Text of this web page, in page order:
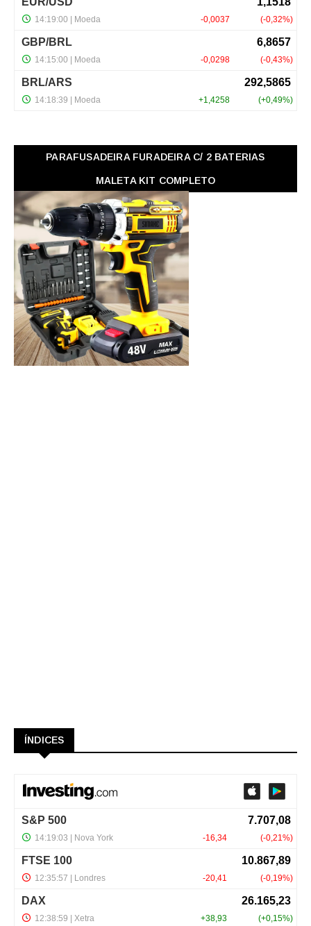
PARAFUSADEIRA FURADEIRA C/ 2 BATERIAS
MALETA KIT COMPLETO
ÍNDICES